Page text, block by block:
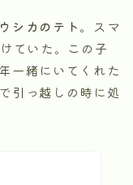
シカのテト。スマ
ていた。この子
一緒にいてくれた
引っ越しの時に処